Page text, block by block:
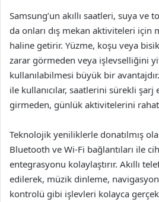
Samsung’un akıllı saatleri, suya ve
da onları dış mekan aktiviteleri için
haline getirir. Yüzme, koşu veya
zarar görmeden veya işlevselliğini
kullanılabilmesi büyük bir
ile kullanıcılar, saatlerini sürekli
girmeden, günlük aktivitelerini
Teknolojik yeniliklerle donatılmış
Bluetooth ve Wi-Fi bağlantıları ile
entegrasyonu kolaylaştırır. Akıllı
edilerek, müzik dinleme,
kontrolü gibi işlevleri kolayca